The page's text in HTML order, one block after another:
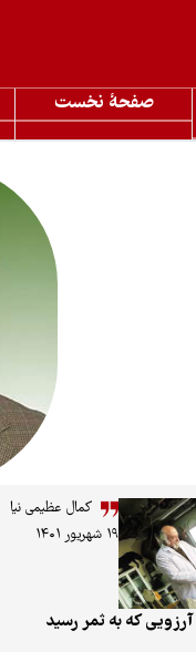
صفحۀ نخست
کمال عظیمی نیا
۱۹ شهریور ۱۴۰۱
که به ثمر رسید